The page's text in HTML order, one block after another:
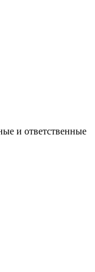
и ответственные